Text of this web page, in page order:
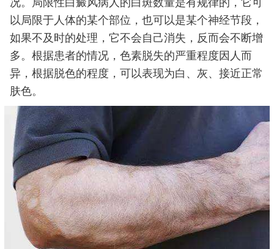
况。局限性白癜风病人的白斑数量是有规律的，它可
以局限于人体的某个部位，也可以是某个神经节段，
如果不及时的处理，它不会自己消失，反而会不断增
多。根据患者的情况，色素脱失的严重程度因人而
异，根据脱色的程度，可以表现为白、灰、接近正常
肤色。